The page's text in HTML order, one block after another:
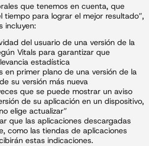
que tenemos en cuenta, que
tiempo para lograr el mejor resultado”,
incluyen:
del usuario de una versión de la
Vitals para garantizar que
estadística
en primer plano de una versión de la
su versión más nueva
que se puede mostrar un aviso
de su aplicación en un dispositivo,
elige actualizar”
que las aplicaciones descargadas
como las tiendas de aplicaciones
estas indicaciones.